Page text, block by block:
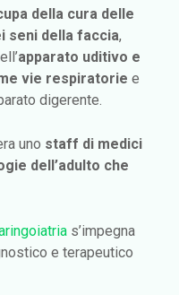
della cura delle
seni della faccia,
apparato uditivo e
vie respiratorie e
digerente.
uno staff di medici
dell’adulto che
s’impegna
e terapeutico